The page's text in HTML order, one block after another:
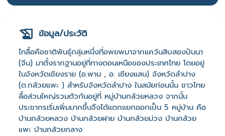
ข้อมูล/ประวัติ
ไทลื้อคือชาติพันธ์ุกลุ่มหนึ่งที่อพยพมาจากแคว้นสิบสองปันนา
(จีน) มาตั้งรากฐานอยู่ที่ทางตอนเหนือของประเทศไทย โดยอยู่
ในจังหวัดเชียงราย (อ.พาน , อ. เชียงแสน) จังหวัดลำปาง
(ต.กล้วยแพะ ) สำหรับจังหวัดลำปาง ในสมัยก่อนนั้น ชาวไทย
ลื้อส่วนใหญ่รวมตัวกันอยู่ที่ หมู่บ้านกล้วยหลวง จากนั้น
ประชากรเริ่มเพิ่มมากขึ้นจึงได้แตกแยกออกเป็น 5 หมู่บ้าน คือ
บ้านกล้วยหลวง บ้านกล้วยฝาย บ้านกล้วยม่วง บ้านกล้วย
แพะ บ้านกล้วยกลาง